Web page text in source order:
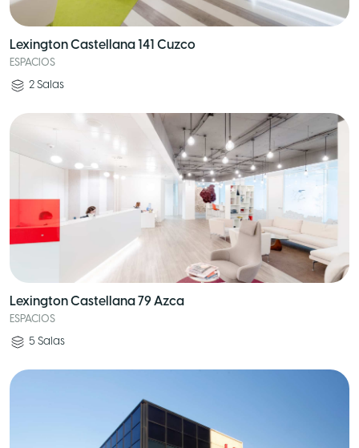
Lexington Castellana 141 Cuzco
ESPACIOS
2 Salas
Lexington Castellana 79 Azca
ESPACIOS
5 Salas